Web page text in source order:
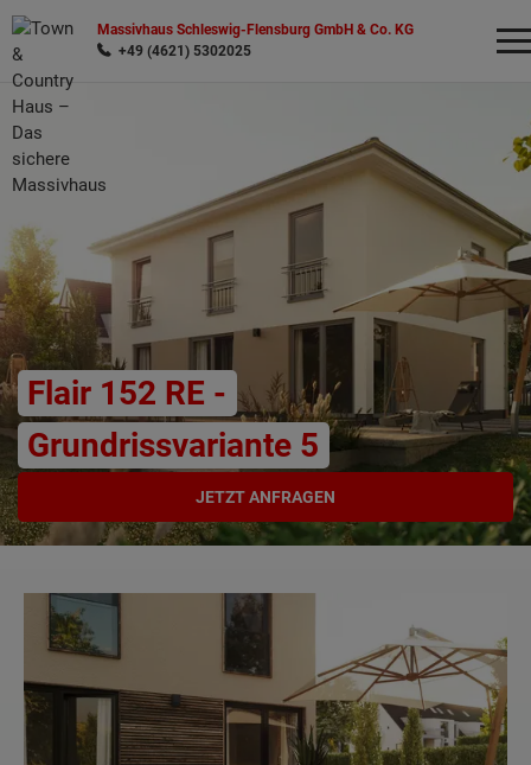
Massivhaus Schleswig-Flensburg GmbH & Co. KG
+49 (4621) 5302025
Flair 152 RE -
Grundrissvariante 5
JETZT ANFRAGEN
Wonach möchten Sie suchen?